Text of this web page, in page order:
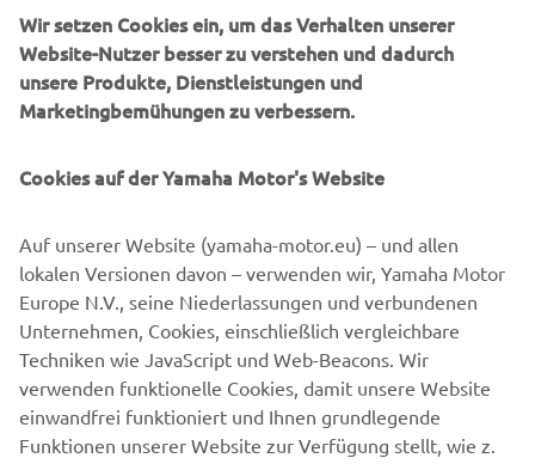
MEHR ÜBER YAMAHA ERFAHREN
Wir setzen Cookies ein, um das Verhalten unserer
Website-Nutzer besser zu verstehen und dadurch
unsere Produkte, Dienstleistungen und
Marketingbemühungen zu verbessern.
Cookies auf der Yamaha Motor's Website
Auf unserer Website (yamaha-motor.eu) – und allen
lokalen Versionen davon – verwenden wir, Yamaha Motor
Europe N.V., seine Niederlassungen und verbundenen
Unternehmen, Cookies, einschließlich vergleichbare
Techniken wie JavaScript und Web-Beacons. Wir
verwenden funktionelle Cookies, damit unsere Website
einwandfrei funktioniert und Ihnen grundlegende
Funktionen unserer Website zur Verfügung stellt, wie z.